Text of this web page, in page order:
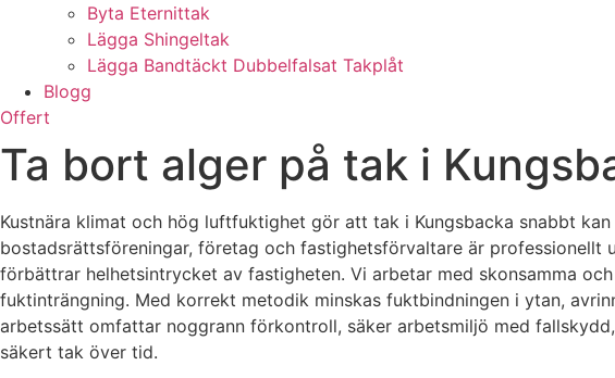
Byta Eternittak
Lägga Shingeltak
Lägga Bandtäckt Dubbelfalsat Takplåt
Blogg
Offert
Ta bort alger på tak i
Kustnära klimat och hög luftfuktighet gör att tak i Kungsbacka snabbt
bostadsrättsföreningar, företag och fastighetsförvaltare är
förbättrar helhetsintrycket av fastigheten. Vi arbetar med skonsamma
fuktinträngning. Med korrekt metodik minskas fuktbindningen i ytan,
arbetssätt omfattar noggrann förkontroll, säker arbetsmiljö med
säkert tak över tid.